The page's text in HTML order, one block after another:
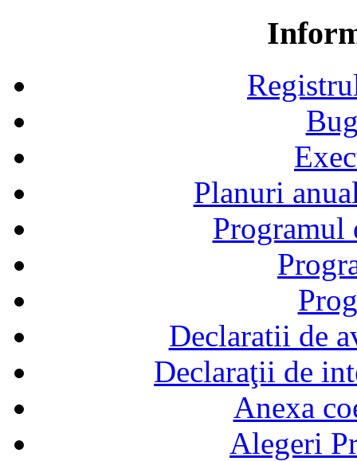
Planuri
Declaratii de
Declaraţii de
Anexa
Alegeri